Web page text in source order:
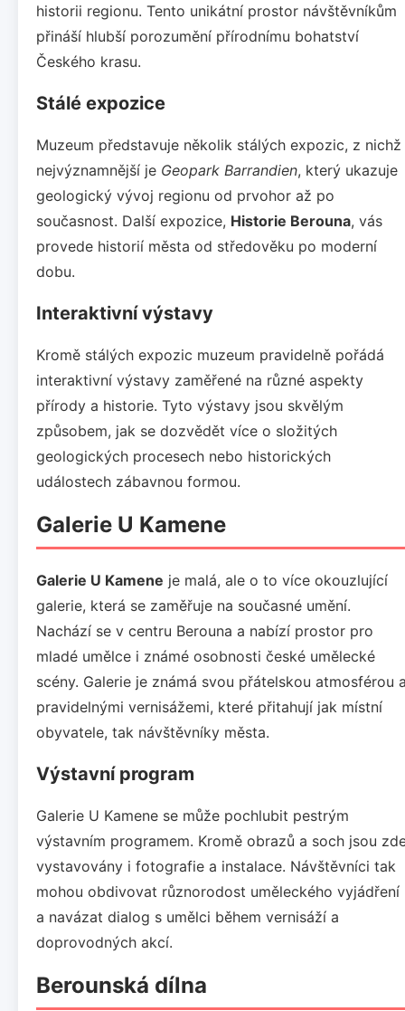
historii regionu. Tento unikátní prostor návštěvníkům
přináší hlubší porozumění přírodnímu bohatství
Českého krasu.
Stálé expozice
Muzeum představuje několik stálých expozic, z nichž
nejvýznamnější je Geopark Barrandien, který ukazuje
geologický vývoj regionu od prvohor až po
současnost. Další expozice, Historie Berouna, vás
provede historií města od středověku po moderní
dobu.
Interaktivní výstavy
Kromě stálých expozic muzeum pravidelně pořádá
interaktivní výstavy zaměřené na různé aspekty
přírody a historie. Tyto výstavy jsou skvělým
způsobem, jak se dozvědět více o složitých
geologických procesech nebo historických
událostech zábavnou formou.
Galerie U Kamene
Galerie U Kamene je malá, ale o to více okouzlující
galerie, která se zaměřuje na současné umění.
Nachází se v centru Berouna a nabízí prostor pro
mladé umělce i známé osobnosti české umělecké
scény. Galerie je známá svou přátelskou atmosférou
pravidelnými vernisážemi, které přitahují jak místní
obyvatele, tak návštěvníky města.
Výstavní program
Galerie U Kamene se může pochlubit pestrým
výstavním programem. Kromě obrazů a soch jsou
vystavovány i fotografie a instalace. Návštěvníci tak
mohou obdivovat různorodost uměleckého vyjádření
a navázat dialog s umělci během vernisáží a
doprovodných akcí.
Berounská dílna